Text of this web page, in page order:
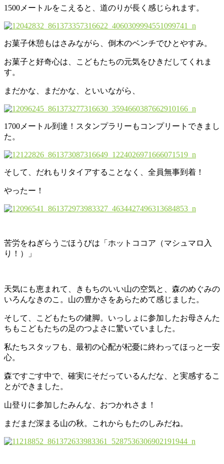
1500メートルをこえると、道のりが長く感じられます。
お菓子休憩もはさみながら、倒木のベンチでひとやすみ。
お菓子と好奇心は、こどもたちの元気をひきだしてくれま
す。
まだかな、まだかな、といいながら、
1700メートル到達！スタンプラリーもコンプリートできまし
た。
そして、だれもリタイアすることなく、全員無事到着！
やったー！
苦労をねぎらうごほうびは「ホットココア（マシュマロ入
り！）」
天気にも恵まれて、きもちのいい山の空気と、森のめぐみの
いろんなきのこ。山の豊かさをあらためて感じました。
そして、こどもたちの健脚。いっしょに参加したお母さんた
ちもこどもたちの足のつよさに驚いていました。
私たちスタッフも、最初の心配が杞憂に終わってほっと一安
心。
森ですごす中で、確実にそだっているんだな、と実感するこ
とができました。
山登りに参加したみんな、おつかれさま！
まだまだ深まる山の秋。これからもたのしみだね。